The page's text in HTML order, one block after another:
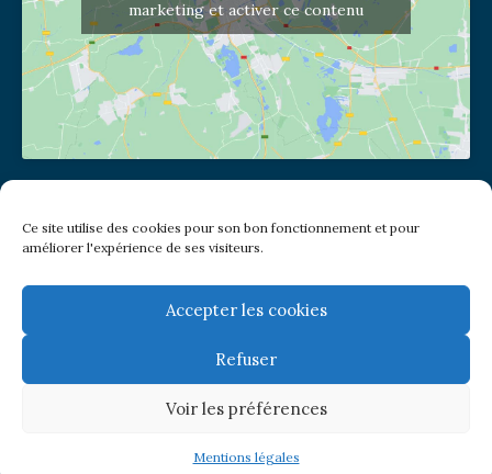
Ce site utilise des cookies pour son bon fonctionnement et pour
améliorer l'expérience de ses visiteurs.
Accepter les cookies
Refuser
Voir les préférences
Mentions légales
marketing et activer ce contenu
(pas de courrier à cette adresse)
2 place Jules Joffrin - 75018
Metro: Jules Joffrin ou Simplon
Bus : Mairie du XVIII
Newsletter
© Paroisse Notre-Dame de Clignancourt